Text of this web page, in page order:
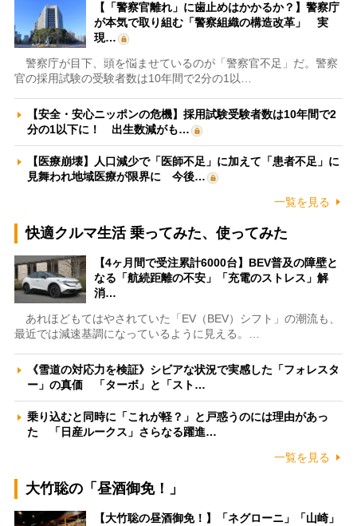
【「警察官離れ」に歯止めはかかるか？】警察庁
が本気で取り組む「警察組織の構造改革」 実
現…
警察庁が目下、頭を悩ませているのが「警察官不足」だ。警察
官の採用試験の受験者数は10年間で2分の1以…
【安全・安心ニッポンの危機】採用試験受験者数は10年間で2
分の1以下に！ 出生数減がも…
【医療崩壊】人口減少で「医師不足」に加えて「患者不足」に
見舞われ地域医療が限界に 今後…
一覧を見る
快適クルマ生活 乗ってみた、使ってみた
【4ヶ月間で受注累計6000台】BEV普及の障壁と
なる「航続距離の不安」「充電のストレス」解
消…
あれほどもてはやされていた「EV（BEV）シフト」の潮流も、
最近では減速基調になっているように見える。…
《雪道の対応力を検証》シビアな状況で実感した「フォレスタ
ー」の真価 「ターボ」と「スト…
乗り込むと同時に「これが軽？」と戸惑うのには理由があっ
た 「日産ルークス」さらなる躍進…
一覧を見る
大竹聡の「昼酒御免！」
【大竹聡の昼酒御免！】「ネグローニ」「山崎」